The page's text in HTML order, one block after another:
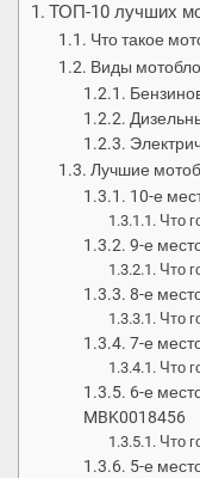
ТОП-10 лучших
Что такое
Виды
Лучшие
10-е
Что
9-е
Что
8-е
Что
7-е
Что
6-е
MBK0018456
Что
5-е